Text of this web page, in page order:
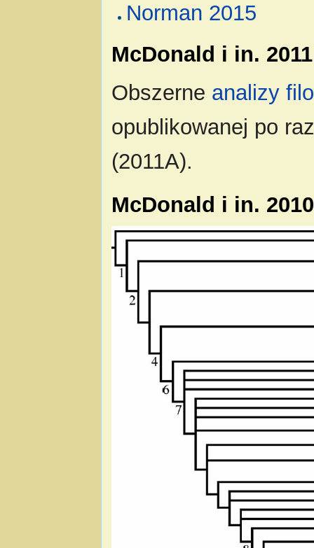
Norman 2015
McDonald i in.
Obszerne analizy
opublikowanej po
(2011A).
McDonald i in.